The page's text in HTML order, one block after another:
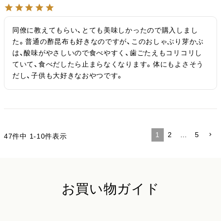
同僚に教えてもらい、とても美味しかったので購入しまし
た。普通の酢昆布も好きなのですが、このおしゃぶり芽かぶ
は、酸味がやさしいので食べやすく、歯ごたえもコリコリし
ていて、食べだしたら止まらなくなります。体にもよさそう
だし、子供も大好きなおやつです。
47件中 1-10件表示 1 2 5
お買い物ガイド